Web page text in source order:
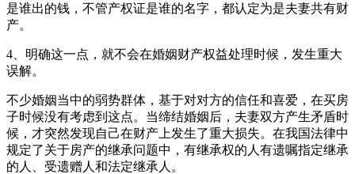
是谁出的钱，不管产权证是谁的名字，都认定为是夫妻共有财
产。
4、明确这一点，就不会在婚姻财产权益处理时候，发生重大
误解。
不少婚姻当中的弱势群体，基于对对方的信任和喜爱，在买房
子时候没有考虑到这点。当缔结婚姻后，夫妻双方产生矛盾时
候，才突然发现自己在财产上发生了重大损失。在我国法律中
规定了关于房产的继承问题中，有继承权的人有遗嘱指定继承
的人、受遗赠人和法定继承人。